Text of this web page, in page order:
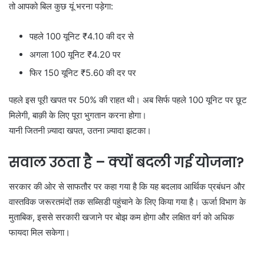
तो आपको बिल कुछ यूं भरना पड़ेगा:
पहले 100 यूनिट ₹4.10 की दर से
अगला 100 यूनिट ₹4.20 पर
फिर 150 यूनिट ₹5.60 की दर पर
पहले इस पूरी खपत पर 50% की राहत थी। अब सिर्फ पहले 100 यूनिट पर छूट
मिलेगी, बाक़ी के लिए पूरा भुगतान करना होगा।
यानी जितनी ज़्यादा खपत, उतना ज़्यादा झटका।
सवाल उठता है – क्यों बदली गई योजना?
सरकार की ओर से साफतौर पर कहा गया है कि यह बदलाव आर्थिक प्रबंधन और
वास्तविक जरूरतमंदों तक सब्सिडी पहुंचाने के लिए किया गया है। ऊर्जा विभाग के
मुताबिक, इससे सरकारी खजाने पर बोझ कम होगा और लक्षित वर्ग को अधिक
फायदा मिल सकेगा।